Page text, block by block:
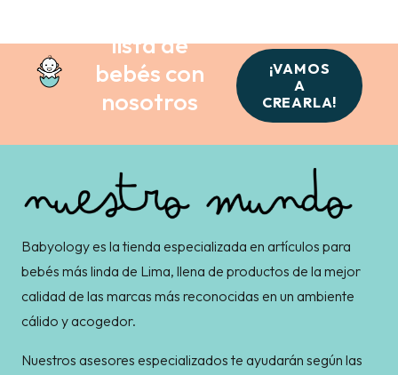
lista de
bebés con
nosotros
¡VAMOS
A
CREARLA!
Babyology es la tienda especializada en artículos para
bebés más linda de Lima, llena de productos de la mejor
calidad de las marcas más reconocidas en un ambiente
cálido y acogedor.
Nuestros asesores especializados te ayudarán según las